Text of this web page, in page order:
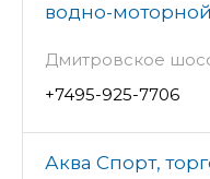
водно-
Дмитровское
+7495-925-7706
Аква Спорт,